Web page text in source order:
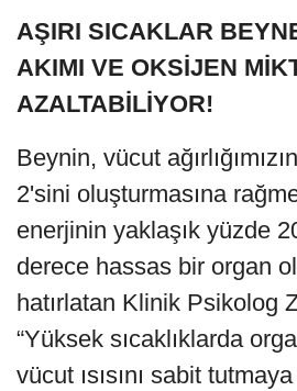
AŞIRI SICAKLAR
AKIMI VE OKSİJEN
AZALTABİLİYOR!
Beynin, vücut
2'sini oluşturmasına
enerjinin yaklaşık yüzde
derece hassas bir organ
hatırlatan Klinik Psikolog
“Yüksek sıcaklıklarda
vücut ısısını sabit